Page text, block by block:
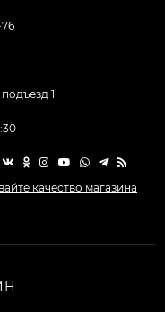
1